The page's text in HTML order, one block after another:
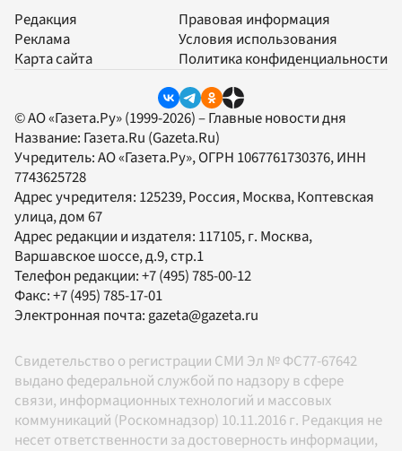
Редакция
Реклама
Карта сайта
Правовая информация
Условия использования
Политика конфиденциальности
© АО «Газета.Ру» (1999-2026) – Главные новости дня
Название: Газета.Ru (Gazeta.Ru)
Учредитель:АО «Газета.Ру», ОГРН 1067761730376, ИНН
7743625728
Адрес учредителя: 125239, Россия, Москва, Коптевская
улица, дом 67
Адрес редакции и издателя: 117105, г. Москва,
Варшавское шоссе, д.9, стр.1
Телефон редакции:+7 (495) 785-00-12
Факс:+7 (495) 785-17-01
Электронная почта:gazeta@gazeta.ru
Свидетельство о регистрации СМИ Эл № ФС77-67642
выдано федеральной службой по надзору в сфере
связи, информационных технологий и массовых
коммуникаций (Роскомнадзор) 10.11.2016 г. Редакция не
несет ответственности за достоверность информации,